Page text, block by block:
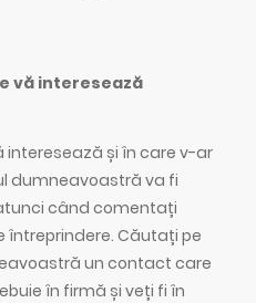
vă interesează
interesează și în care v-ar
dumneavoastră va fi
când comentați
întreprindere. Căutați pe
un contact care
în firmă și veți fi în